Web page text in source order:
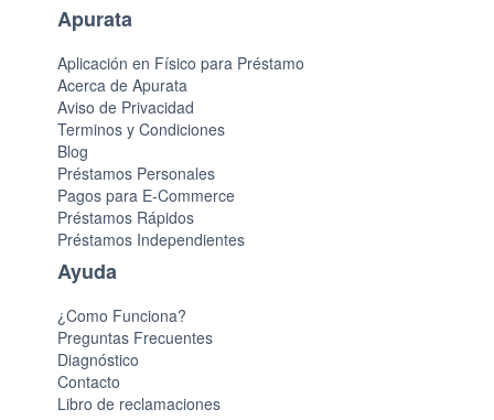
Apurata
Aplicación en Físico para Préstamo
Acerca de Apurata
Aviso de Privacidad
Terminos y Condiciones
Blog
Préstamos Personales
Pagos para E-Commerce
Préstamos Rápidos
Préstamos Independientes
Ayuda
¿Como Funciona?
Preguntas Frecuentes
Diagnóstico
Contacto
Libro de reclamaciones